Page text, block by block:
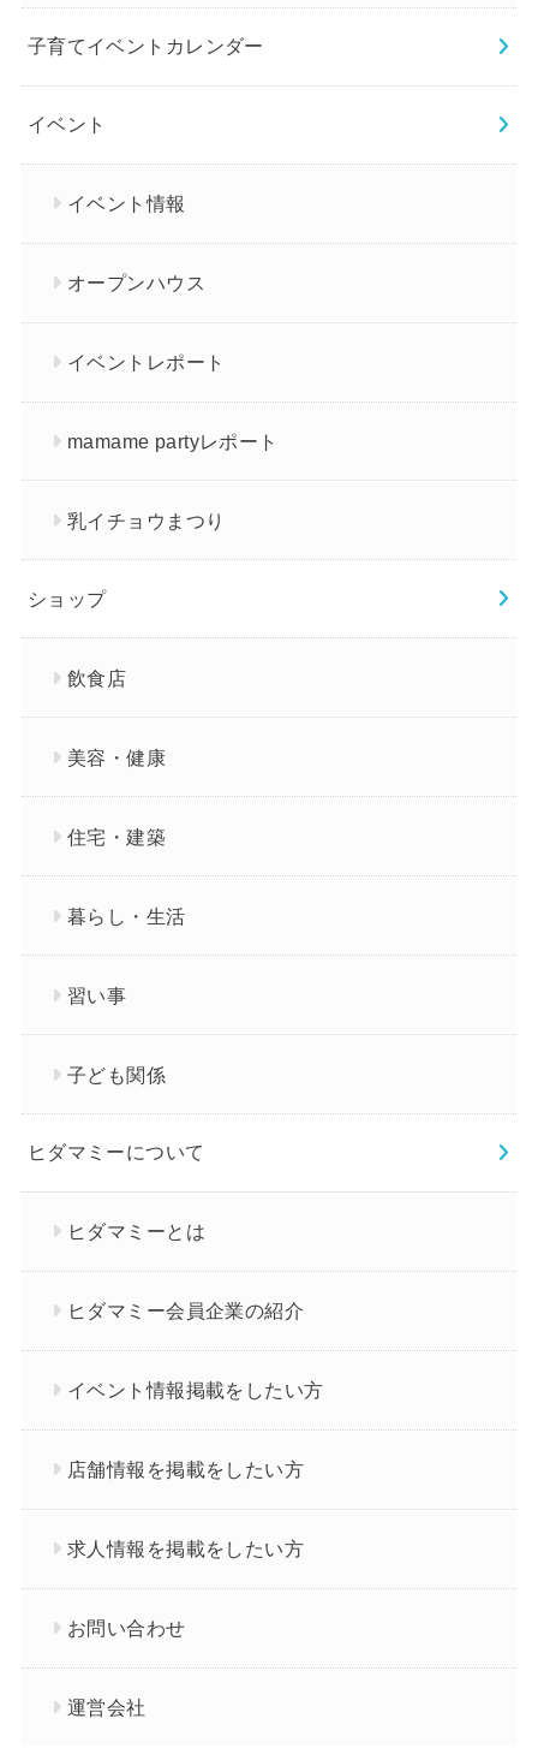
子育てイベントカレンダー
イベント
イベント情報
オープンハウス
イベントレポート
mamame partyレポート
乳イチョウまつり
ショップ
飲食店
美容・健康
住宅・建築
暮らし・生活
習い事
子ども関係
ヒダマミーについて
ヒダマミーとは
ヒダマミー会員企業の紹介
イベント情報掲載をしたい方
店舗情報を掲載をしたい方
求人情報を掲載をしたい方
お問い合わせ
運営会社